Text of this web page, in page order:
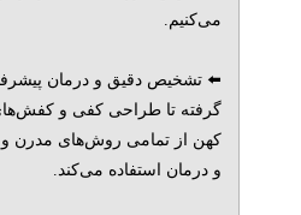
می‌کنیم.
⬅️ تشخیص دقیق و درمان
گرفته تا طراحی کفی و
کهن از تمامی روش‌های مدرن
و درمان استفاده می‌کند.